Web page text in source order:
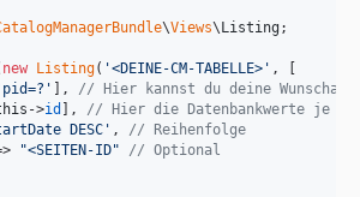
\Views\ Listing;
new Listing( '<DEINE-CM-TABELLE> ' , [
pid=? ' ], // Hier kannst du deine
->id ], // Hier die Datenbankwerte je
DESC ' , // Reihenfolge
"<SEITEN-ID"
// Optional